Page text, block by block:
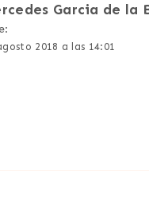
Garcia de la
2018 a las 14:01